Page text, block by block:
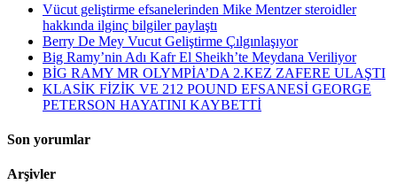
Vücut geliştirme efsanelerinden Mike Mentzer steroidler
hakkında ilginç bilgiler paylaştı
Berry De Mey Vucut Geliştirme Çılgınlaşıyor
Big Ramy’nin Adı Kafr El Sheikh’te Meydana Veriliyor
BİG RAMY MR OLYMPİA’DA 2.KEZ ZAFERE ULAŞTI
KLASİK FİZİK VE 212 POUND EFSANESİ GEORGE
PETERSON HAYATINI KAYBETTİ
Son yorumlar
Arşivler